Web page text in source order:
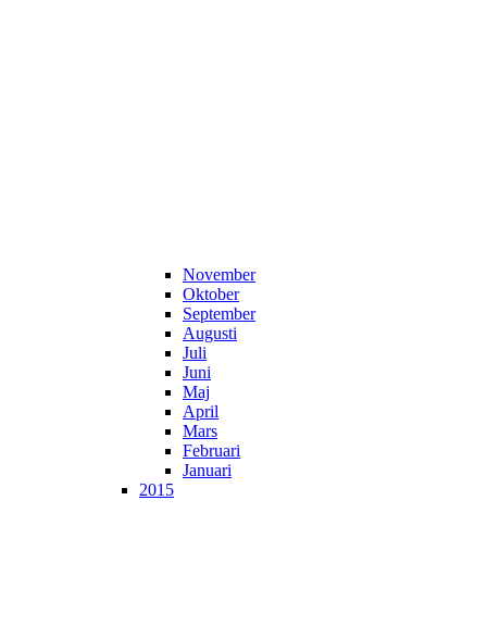
November
Oktober
September
Augusti
Juli
Juni
Maj
April
Mars
Februari
Januari
2015